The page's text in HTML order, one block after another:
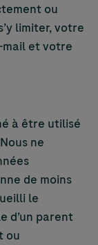
ou
limiter, votre
mail et votre
à être utilisé
ne
de moins
le
d’un parent
ou